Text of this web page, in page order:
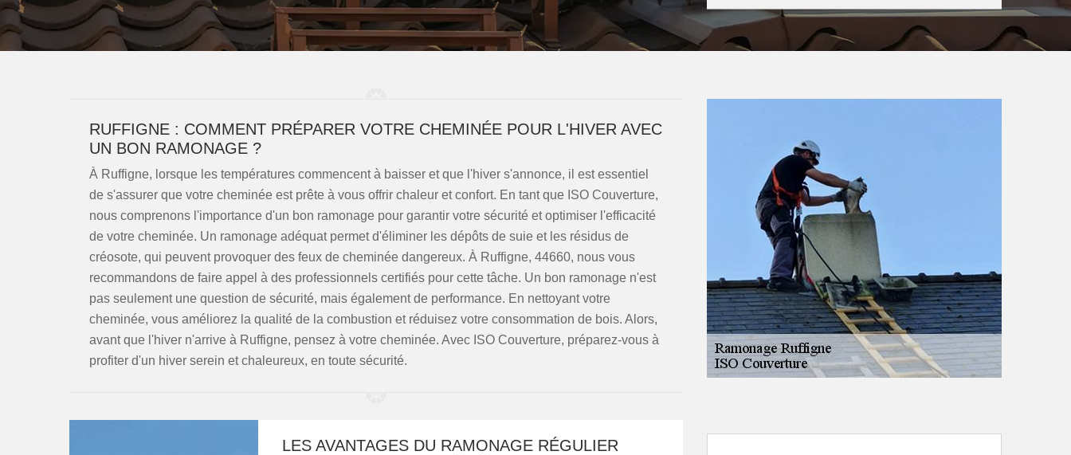
RUFFIGNE : COMMENT PRÉPARER VOTRE CHEMINÉE POUR L'HIVER AVEC
UN BON RAMONAGE ?
À Ruffigne, lorsque les températures commencent à baisser et que l'hiver s'annonce, il est essentiel
de s'assurer que votre cheminée est prête à vous offrir chaleur et confort. En tant que ISO Couverture,
nous comprenons l'importance d'un bon ramonage pour garantir votre sécurité et optimiser l'efficacité
de votre cheminée. Un ramonage adéquat permet d'éliminer les dépôts de suie et les résidus de
créosote, qui peuvent provoquer des feux de cheminée dangereux. À Ruffigne, 44660, nous vous
recommandons de faire appel à des professionnels certifiés pour cette tâche. Un bon ramonage n'est
pas seulement une question de sécurité, mais également de performance. En nettoyant votre
cheminée, vous améliorez la qualité de la combustion et réduisez votre consommation de bois. Alors,
avant que l'hiver n'arrive à Ruffigne, pensez à votre cheminée. Avec ISO Couverture, préparez-vous à
profiter d'un hiver serein et chaleureux, en toute sécurité.
LES AVANTAGES DU RAMONAGE RÉGULIER